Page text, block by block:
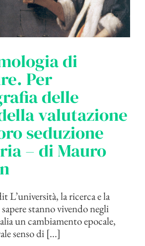
di
Per
delle
valutazione
seduzione
– di Mauro
L’università, la ricerca e la
stanno vivendo negli
un cambiamento epocale,
senso di [...]